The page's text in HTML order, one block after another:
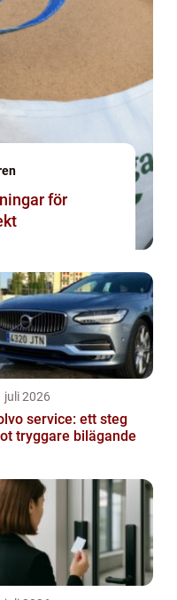
för
juli 2026
service: ett steg
tryggare bilägande